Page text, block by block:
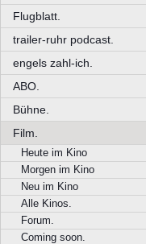
Flugblatt.
trailer-ruhr podcast.
engels zahl-ich.
ABO.
Bühne.
Film.
Heute im Kino
Morgen im Kino
Neu im Kino
Alle Kinos.
Forum.
Coming soon.